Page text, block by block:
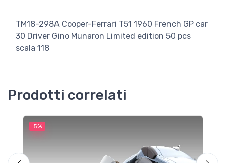
TM18-298A Cooper-Ferrari T51 1960 French GP car
30 Driver Gino Munaron Limited edition 50 pcs
scala 118
Prodotti correlati
5%